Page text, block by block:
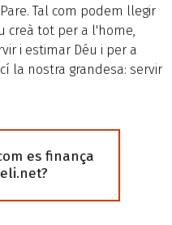
Tal com podem llegir
creà tot per a l'home,
i estimar Déu i per a
la nostra grandesa: servir
es finança